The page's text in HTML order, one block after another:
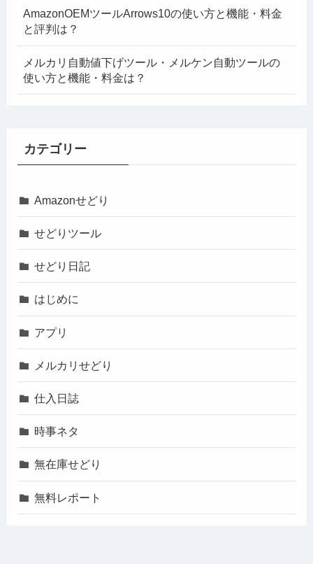
AmazonOEMツールArrows10の使い方と機能・料金
と評判は？
メルカリ自動値下げツール・メルケン自動ツールの
使い方と機能・料金は？
カテゴリー
Amazonせどり
せどりツール
せどり日記
はじめに
アプリ
メルカリせどり
仕入日誌
時事ネタ
無在庫せどり
無料レポート